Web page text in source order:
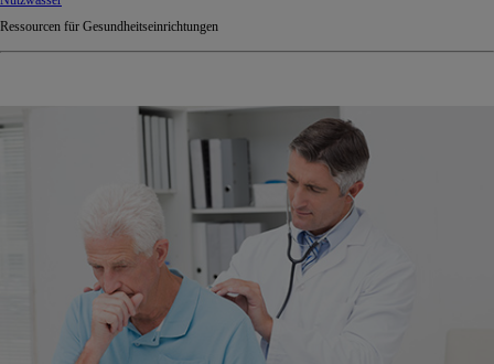
Ressourcen für Gesundheitseinrichtungen